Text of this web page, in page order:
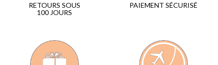
RETOURS SOUS
100 JOURS
PAIEMENT SÉCURISÉ